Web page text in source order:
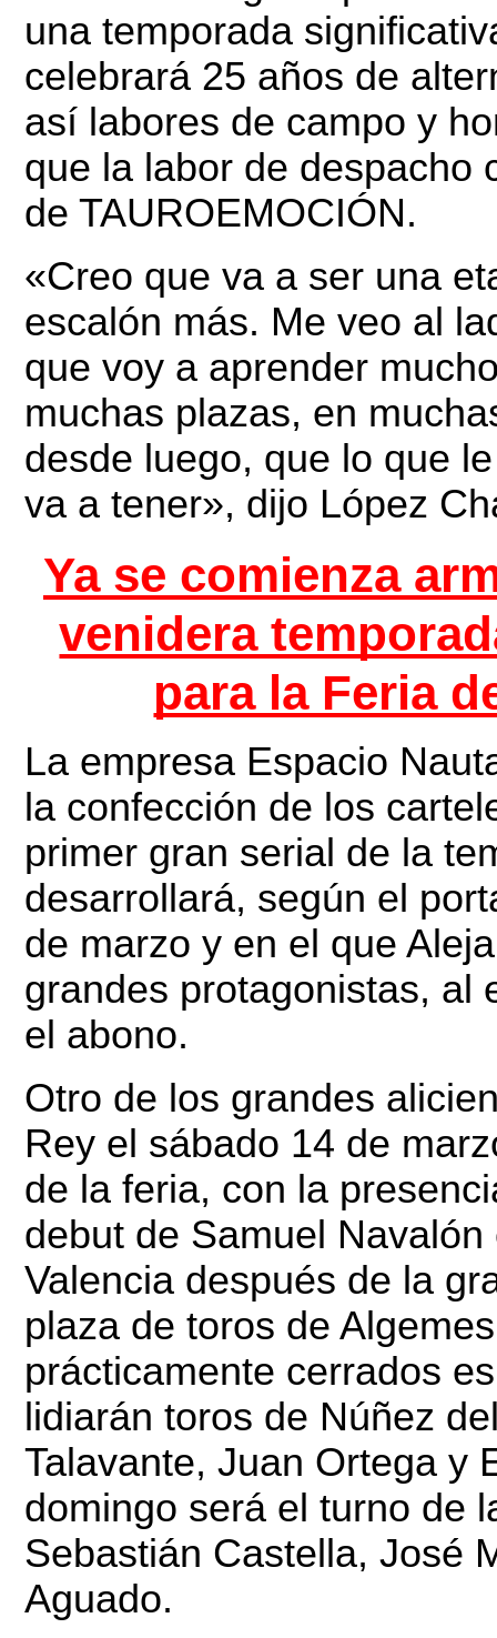
una temporada
celebrará 25 años de
así labores de campo y
que la labor de despacho
de TAUROEMOCIÓN.
«Creo que va a ser una
escalón más. Me veo al
que voy a aprender
muchas plazas, en
desde luego, que lo que
va a tener», dijo López
Ya se comienza
venidera
para la Feria
La empresa Espacio
la confección de los
primer gran serial de la
desarrollará, según el
de marzo y en el que
grandes protagonistas, al
el abono.
Otro de los grandes
Rey el sábado 14 de
de la feria, con la
debut de Samuel
Valencia después de la
plaza de toros de
prácticamente cerrados
lidiarán toros de Núñez
Talavante, Juan Ortega y
domingo será el turno de
Sebastián Castella, José
Aguado.